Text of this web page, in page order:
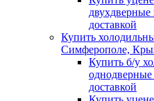
доставкой
Купить
Симферополе,
Купить б/у
доставкой